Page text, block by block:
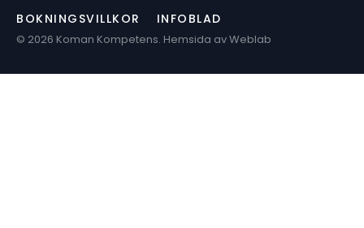
o
k
i
n
r
a
© 2026 Koman Kompetens. Hemsida av Weblab
BOKNINGSVILLKOR INFOBLAD